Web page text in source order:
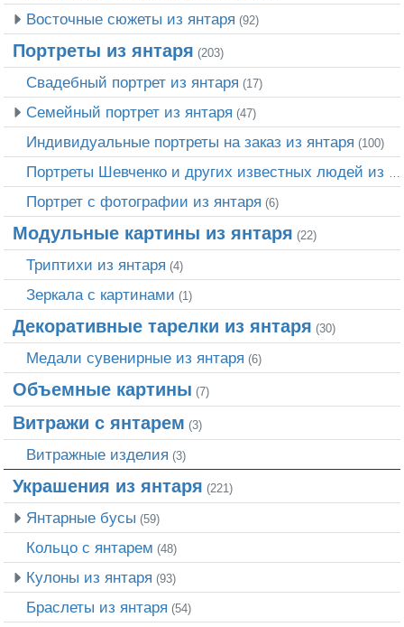
Восточные сюжеты из янтаря (92)
Портреты из янтаря (203)
Свадебный портрет из янтаря (17)
Семейный портрет из янтаря (47)
Индивидуальные портреты на заказ из янтаря (100)
Портреты Шевченко и других известных людей из янтаря
Портрет c фотографии из янтаря (6)
Модульные картины из янтаря (22)
Триптихи из янтаря (4)
Зеркала с картинами (1)
Декоративные тарелки из янтаря (30)
Медали сувенирные из янтаря (6)
Объемные картины (7)
Витражи с янтарем (3)
Витражные изделия (3)
Украшения из янтаря (221)
Янтарные бусы (59)
Кольцо с янтарем (48)
Кулоны из янтаря (93)
Браслеты из янтаря (54)